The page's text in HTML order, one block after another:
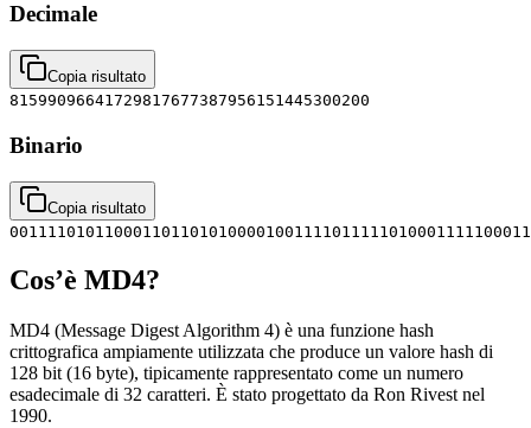
Decimale
Copia risultato
81599096641729817677387956151445300200
Binario
Copia risultato
Cos’è MD4?
MD4 (Message Digest Algorithm 4) è una funzione hash
crittografica ampiamente utilizzata che produce un valore hash di
128 bit (16 byte), tipicamente rappresentato come un numero
esadecimale di 32 caratteri. È stato progettato da Ron Rivest nel
1990.